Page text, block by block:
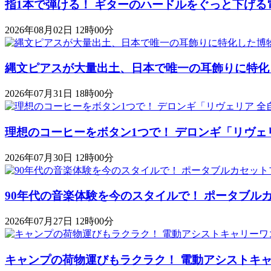
指1本で弾ける！ ギターのハードルをぐっと下げ
2026年08月02日 12時00分
縄文ピアスが大量出土、日本で唯一の耳飾りに特
2026年07月31日 18時00分
理想のコーヒーをボタン1つで！ デロンギ「リヴ
2026年07月30日 12時00分
90年代の音楽体験を今のスタイルで！ ポータブル
2026年07月27日 12時00分
キャンプの荷物運びもラクラク！ 電動アシストキ